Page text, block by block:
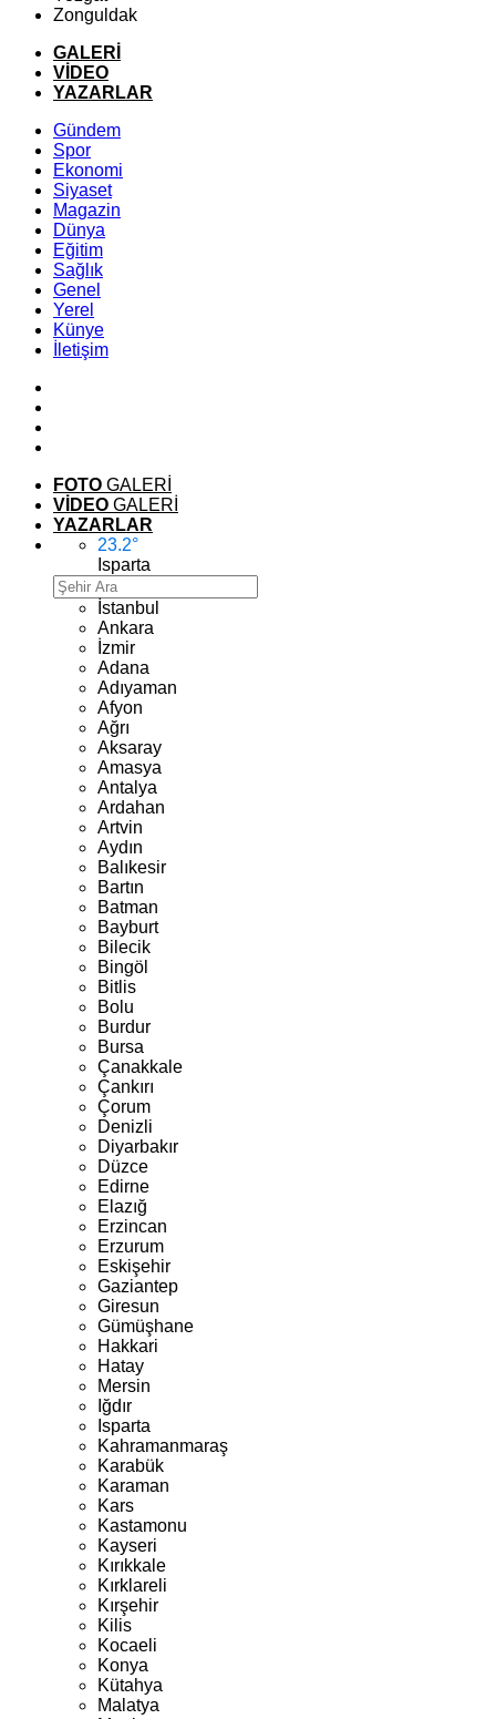
Zonguldak
GALERİ
VİDEO
YAZARLAR
Gündem
Spor
Ekonomi
Siyaset
Magazin
Dünya
Eğitim
Sağlık
Genel
Yerel
Künye
İletişim
FOTO GALERİ
VİDEO GALERİ
YAZARLAR
23.2°
Isparta
İstanbul
Ankara
İzmir
Adana
Adıyaman
Afyon
Ağrı
Aksaray
Amasya
Antalya
Ardahan
Artvin
Aydın
Balıkesir
Bartın
Batman
Bayburt
Bilecik
Bingöl
Bitlis
Bolu
Burdur
Bursa
Çanakkale
Çankırı
Çorum
Denizli
Diyarbakır
Düzce
Edirne
Elazığ
Erzincan
Erzurum
Eskişehir
Gaziantep
Giresun
Gümüşhane
Hakkari
Hatay
Mersin
Iğdır
Isparta
Kahramanmaraş
Karabük
Karaman
Kars
Kastamonu
Kayseri
Kırıkkale
Kırklareli
Kırşehir
Kilis
Kocaeli
Konya
Kütahya
Malatya